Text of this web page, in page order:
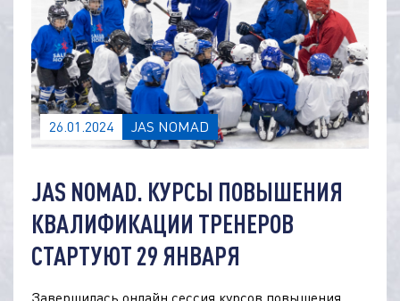
26.01.2024 JAS NOMAD
JAS NOMAD. КУРСЫ ПОВЫШЕНИЯ
КВАЛИФИКАЦИИ ТРЕНЕРОВ
СТАРТУЮТ 29 ЯНВАРЯ